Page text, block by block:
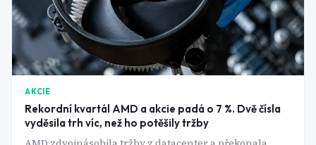
AKCIE
Rekordní kvartál AMD a akcie padá o 7 %. Dvě čísla
vyděsila trh víc, než ho potěšily tržby